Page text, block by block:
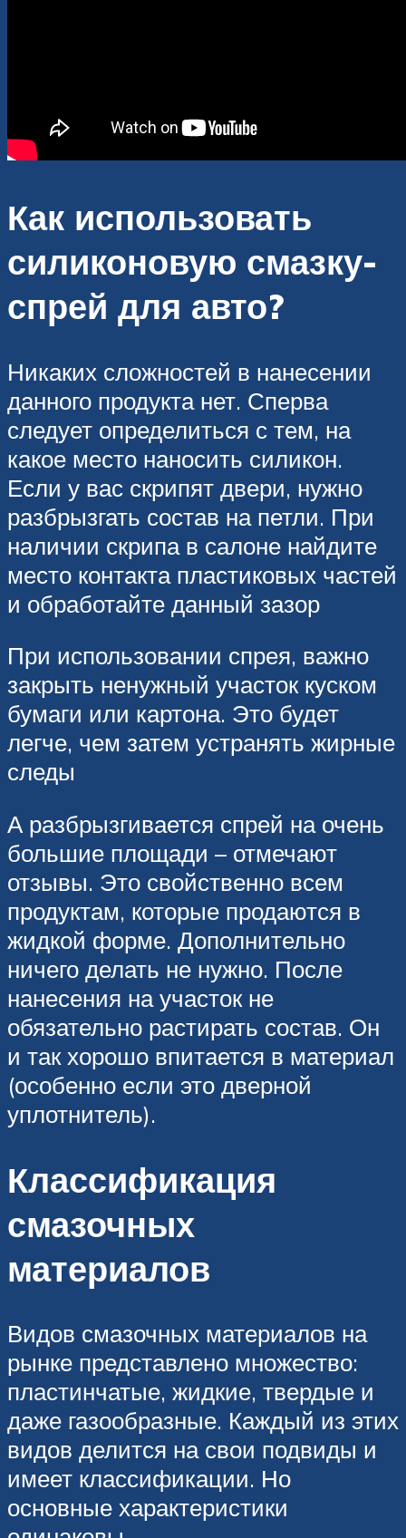
Как использовать
силиконовую смазку-
спрей для авто?
Никаких сложностей в нанесении
данного продукта нет. Сперва
следует определиться с тем, на
какое место наносить силикон.
Если у вас скрипят двери, нужно
разбрызгать состав на петли. При
наличии скрипа в салоне найдите
место контакта пластиковых частей
и обработайте данный зазор
При использовании спрея, важно
закрыть ненужный участок куском
бумаги или картона. Это будет
легче, чем затем устранять жирные
следы
А разбрызгивается спрей на очень
большие площади – отмечают
отзывы. Это свойственно всем
продуктам, которые продаются в
жидкой форме. Дополнительно
ничего делать не нужно. После
нанесения на участок не
обязательно растирать состав. Он
и так хорошо впитается в материал
(особенно если это дверной
уплотнитель).
Классификация
смазочных
материалов
Видов смазочных материалов на
рынке представлено множество:
пластинчатые, жидкие, твердые и
даже газообразные. Каждый из этих
видов делится на свои подвиды и
имеет классификации. Но
основные характеристики